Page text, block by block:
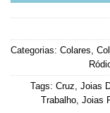
Categorias: Colares
Tags: Cruz Joias
Trabalho Joias